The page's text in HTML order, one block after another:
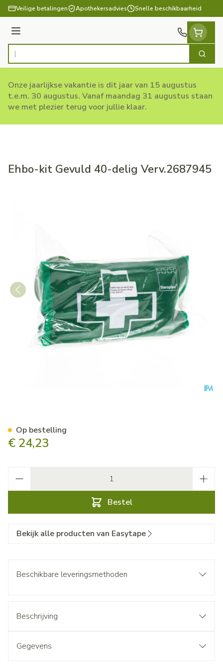
Ga naar de inhoud
Veilige betalingen Apothekersadvies Snelle beschikbaarheid
Menu
Product, merk, categorie... Zoek
Onze jaarlijkse vakantie is dit jaar van 15 augustus
t.e.m. 30 augustus. Vanaf maandag 31 augustus staan
we met plezier terug voor jullie klaar.
Ehbo-kit Gevuld 40-delig Verv.2687945
€ 24,23
Bestel
Op bestelling
Bekijk alle producten van Easytape
Beschikbare leveringsmethoden
Beschrijving
Gegevens